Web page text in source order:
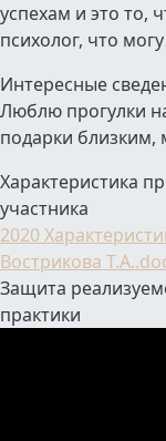
успехам и это то,
психолог, что
Интересные
Люблю прогулки
подарки близким,
Характеристика
участника
2020
Вострикова
Защита
практики